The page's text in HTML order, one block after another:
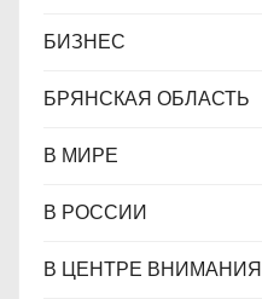
БИЗНЕС
БРЯНСКАЯ ОБЛАСТЬ
В МИРЕ
В РОССИИ
В ЦЕНТРЕ ВНИМАНИЯ